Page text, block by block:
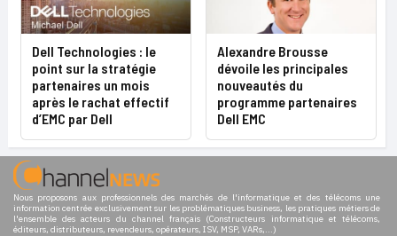
Dell Technologies : le
point sur la stratégie
partenaires un mois
après le rachat effectif
d’EMC par Dell
Alexandre Brousse
dévoile les principales
nouveautés du
programme partenaires
Dell EMC
Nous proposons aux professionnels des marchés de l'informatique et des télécoms une
information centrée exclusivement sur les problématiques business, les pratiques métiers de
l'ensemble des acteurs du channel français (Constructeurs informatique et télécoms,
éditeurs, distributeurs, revendeurs, opérateurs, ISV, MSP, VARs,...)